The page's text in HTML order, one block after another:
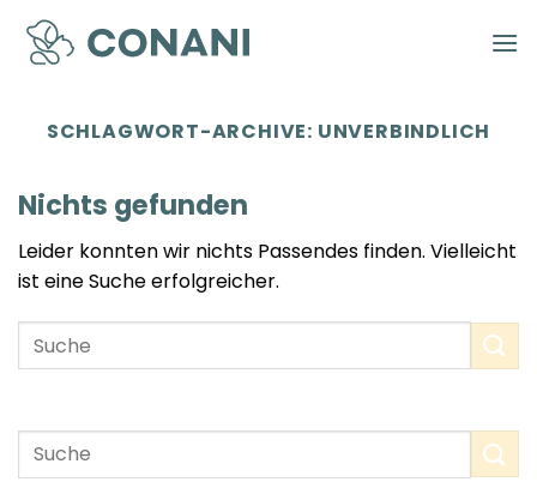
Zum
Inhalt
springen
SCHLAGWORT-ARCHIVE: UNVERBINDLICH
Nichts gefunden
Leider konnten wir nichts Passendes finden. Vielleicht
ist eine Suche erfolgreicher.